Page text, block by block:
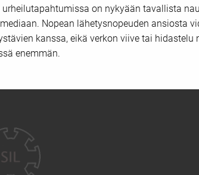
urheilutapahtumissa on nykyään tavallista
Nopean lähetysnopeuden ansiosta
kanssa, eikä verkon viive tai hidastelu
enemmän.